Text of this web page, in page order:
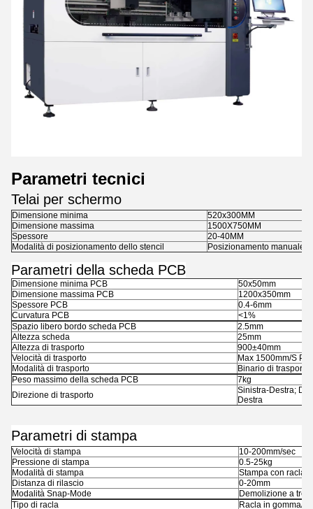
Parametri tecnici
Telai per schermo
Dimensione minima
520x300MM
Dimensione massima
1500X750MM
Spessore
20-40MM
Modalità di posizionamento dello stencil
Posizionamento manuale
Parametri della scheda PCB
Dimensione minima PCB
50x50mm
Dimensione massima PCB
1200x350mm
Spessore PCB
0.4-6mm
Curvatura PCB
<1%
Spazio libero bordo scheda PCB
2.5mm
Altezza scheda
25mm
Altezza di trasporto
900±40mm
Velocità di trasporto
Max 1500mm/S
Modalità di trasporto
Binario di trasporto
Peso massimo della scheda PCB
7kg
Direzione di trasporto
Sinistra-Destra;
Destra
Parametri di stampa
Velocità di stampa
10-200mm/sec
Pressione di stampa
0.5-25kg
Modalità di stampa
Stampa con racla
Distanza di rilascio
0-20mm
Modalità Snap-Mode
Demolizione a tre
Tipo di racla
Racla in gomma/